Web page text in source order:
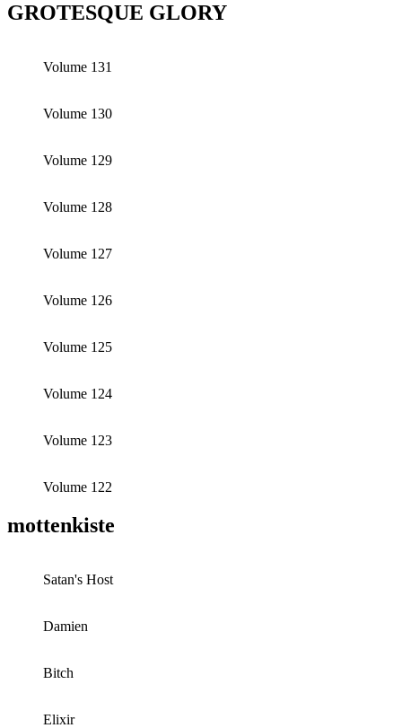
GROTESQUE GLORY
Volume 131
Volume 130
Volume 129
Volume 128
Volume 127
Volume 126
Volume 125
Volume 124
Volume 123
Volume 122
mottenkiste
Satan's Host
Damien
Bitch
Elixir